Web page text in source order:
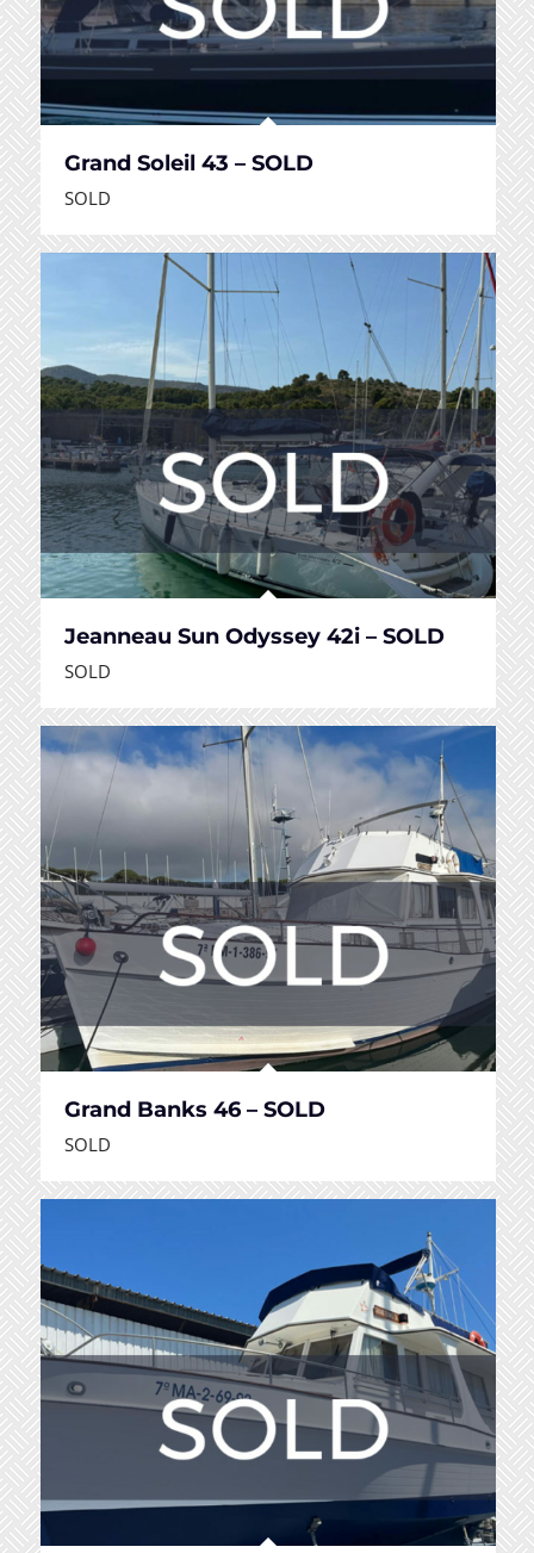
Grand Soleil 43 – SOLD
SOLD
Jeanneau Sun Odyssey 42i – SOLD
SOLD
Grand Banks 46 – SOLD
SOLD